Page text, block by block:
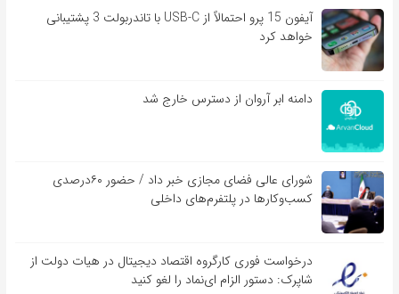
آیفون 15 پرو احتمالاً از USB-C با تاندربولت 3 پشتیبانی
خواهد کرد
دامنه ابر آروان از دسترس خارج شد
شورای عالی فضای مجازی خبر داد / حضور ۶۰درصدی
کسب‌و‌کارها در پلتفرم‌های داخلی
درخواست فوری کارگروه اقتصاد دیجیتال در هیات دولت از
شاپرک: دستور الزام ای‌نماد را لغو کنید